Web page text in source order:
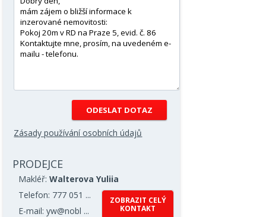
Zásady používání osobních údajů
PRODEJCE
Makléř:Walterova Yuliia
Telefon: 777 051 ...
E-mail: yw@nobl ...
ZOBRAZIT CELÝ
KONTAKT